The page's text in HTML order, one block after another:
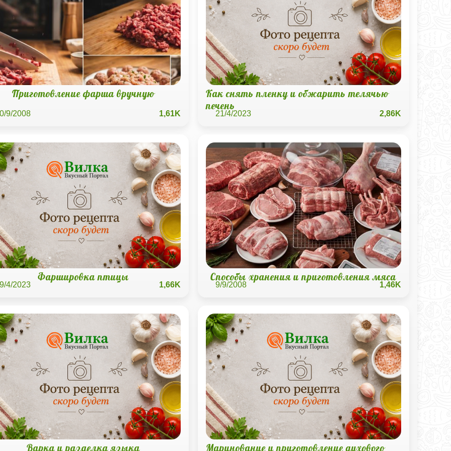
Приготовление фарша вручную
9/2008 1,61K
Как снять пленку и обжарить телячью
печень
21/4/2023 2,86K
Фаршировка птицы
4/2023 1,66K
Способы хранения и приготовления мяса
9/9/2008 1,46K
Варка и разделка языка Маринование и приготовление духового